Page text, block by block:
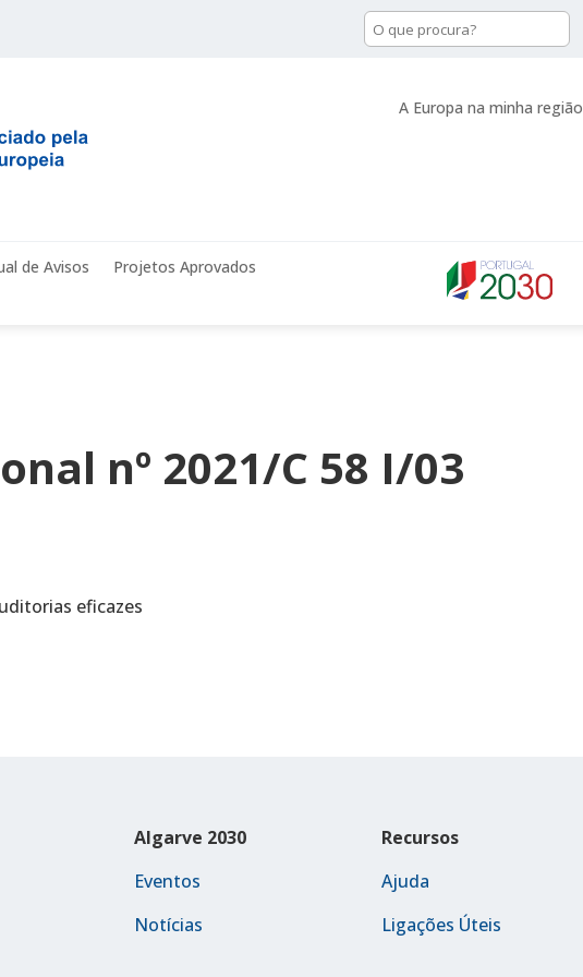
A Europa na minha região
de Avisos
Projetos Aprovados
nº 2021/C 58 I/03
eficazes
Algarve 2030
Eventos
Notícias
Recursos
Ajuda
Ligações Úteis